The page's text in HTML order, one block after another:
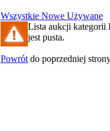
Wszystkie Nowe Używane
Lista aukcji kategorii
jest pusta.
Powrót do poprzedniej